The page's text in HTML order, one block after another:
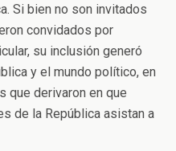
Si bien no son invitados
convidados por
su inclusión generó
y el mundo político, en
que derivaron en que
de la República asistan a